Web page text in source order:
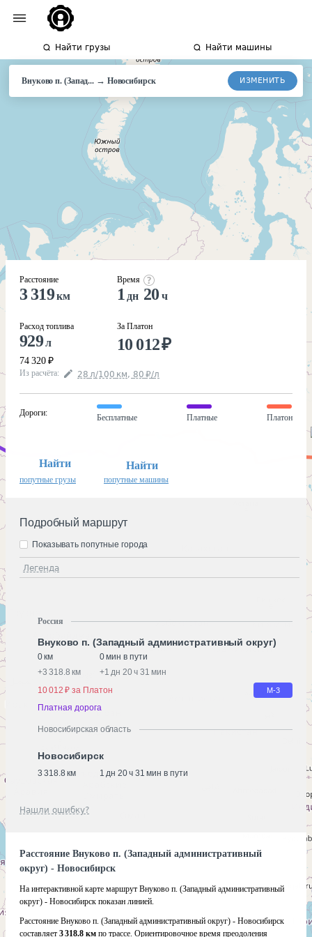
Найти грузы Найти машины
Внуково п. (Запад... → Новосибирск ИЗМЕНИТЬ
Расстояние
3 319км
Расход топлива
929л
74 320 ₽
Время
1 дн 20 ч
За Платон
10 012₽
Из расчёта: 28 л/100 км, 80 ₽/л
Дороги:
Бесплатные Платные Платон
Найти
попутные грузы
Найти
попутные машины
Подробный маршрут
Легенда
Показывать попутные города
Россия
Внуково п. (Западный административный округ)
0 км
0 мин в пути
+3 318.8 км +1 дн 20 ч 31 мин
10 012 ₽ за Платон
М-3
Платная дорога
Новосибирская область
Новосибирск
3 318.8 км 1 дн 20 ч 31 мин в пути
Нашли ошибку?
Расстояние Внуково п. (Западный административный
округ) - Новосибирск
На интерактивной карте маршрут Внуково п. (Западный административный
округ) - Новосибирск показан линией.
Расстояние Внуково п. (Западный административный округ) - Новосибирск
составляет 3 318.8 км по трассе. Ориентировочное время преодоления